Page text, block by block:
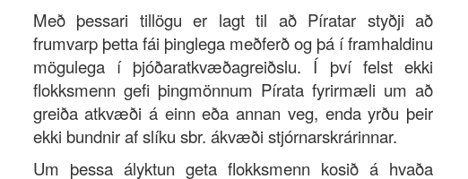
Með þessari tillögu er lagt til að Píratar styðji að
frumvarp þetta fái þinglega meðferð og þá í framhaldinu
mögulega í þjóðaratkvæðagreiðslu. Í því felst ekki
flokksmenn gefi þingmönnum Pírata fyrirmæli um að
greiða atkvæði á einn eða annan veg, enda yrðu þeir
ekki bundnir af slíku sbr. ákvæði stjórnarskrárinnar.
Um þessa ályktun geta flokksmenn kosið á hvaða